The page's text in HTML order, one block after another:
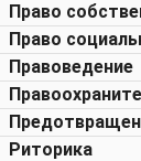
Право
Право
Правоведение
Риторика